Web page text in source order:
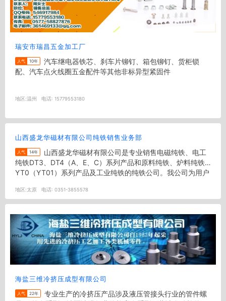
瑞安市瑞昌五金加工厂
人气 10年
配、汽车点火线圈五金配件等其他非标异型紧固件
地区:温州 电话: 15779553180
山西盛龙华磁材有限公司纯铁销售业务部
人气 14年
纯铁DT3、DT4（A、E、C）系列产品和原料纯铁、炉料纯铁
YT0（YT01）系列产品及工业纯铁的纯铁公司。我公司为用户
地区:太原 电话: 0351-3855578
海盐三维冷挤压成型有限公司
人气 22年